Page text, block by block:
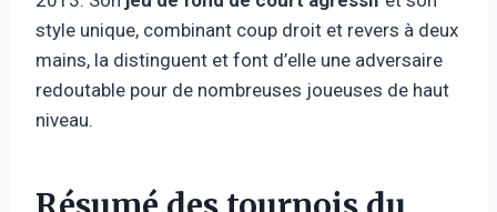
style unique, combinant coup droit et revers à deux
mains, la distinguent et font d’elle une adversaire
redoutable pour de nombreuses joueuses de haut
niveau.